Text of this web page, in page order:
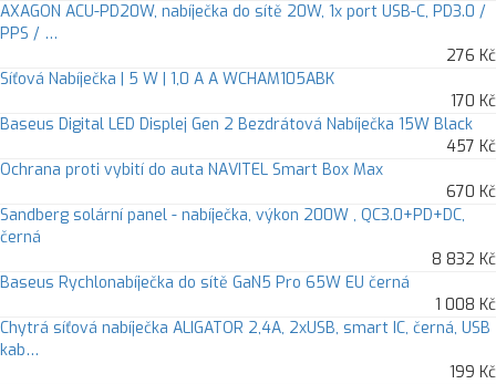
AXAGON ACU-PD20W, nabíječka do sítě 20W, 1x port USB-C, PD3.0 /
PPS / …
276 Kč
Síťová Nabíječka | 5 W | 1,0 A A WCHAM105ABK
170 Kč
Baseus Digital LED Displej Gen 2 Bezdrátová Nabíječka 15W Black
457 Kč
Ochrana proti vybití do auta NAVITEL Smart Box Max
670 Kč
Sandberg solární panel - nabíječka, výkon 200W , QC3.0+PD+DC,
černá
8 832 Kč
Baseus Rychlonabíječka do sítě GaN5 Pro 65W EU černá
1 008 Kč
Chytrá síťová nabíječka ALIGATOR 2,4A, 2xUSB, smart IC, černá, USB
kab…
199 Kč